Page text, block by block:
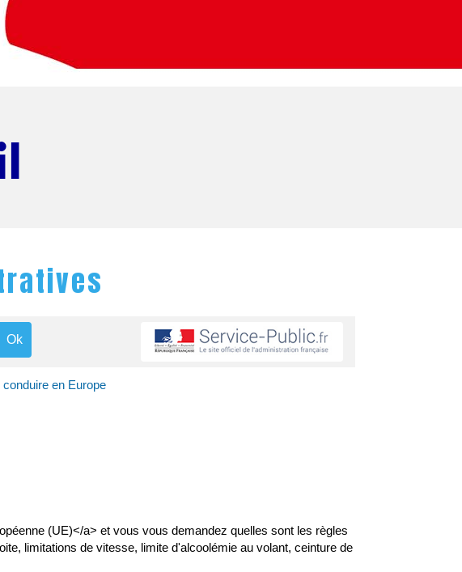
en Europe
(UE)</a> et vous vous demandez quelles sont les règles
limitations de vitesse, limite d'alcoolémie au volant, ceinture de